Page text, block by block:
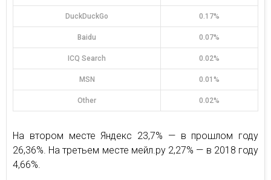
DuckDuckGo 0.17%
Baidu 0.07%
ICQ Search 0.02%
MSN 0.01%
Other 0.02%
На втором месте Яндекс 23,7% — в прошлом году
26,36%. На третьем месте мейл.ру 2,27% — в 2018 году
4,66%.